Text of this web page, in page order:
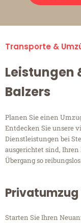
Transporte &
Leistungen
Balzers
Planen Sie einen
Entdecken Sie unsere
Dienstleistungen bei
ausgerichtet sind,
Übergang so
Privatumzug
Starten Sie Ihren